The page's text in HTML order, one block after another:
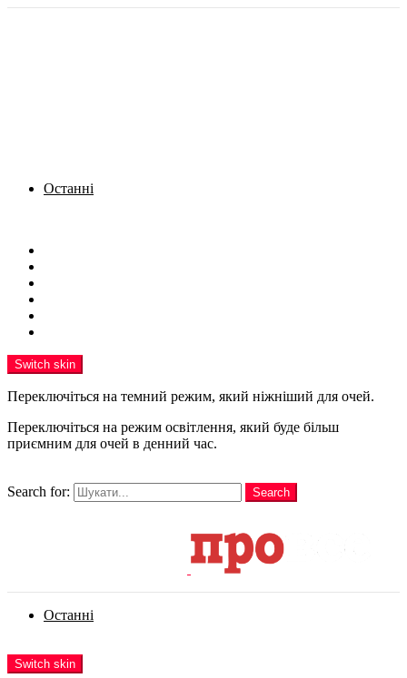
Останні
Switch skin
Переключіться на темний режим, який ніжніший для очей.
Переключіться на режим освітлення, який буде більш
приємним для очей в денний час.
Search for:
Search
Останні
Switch skin